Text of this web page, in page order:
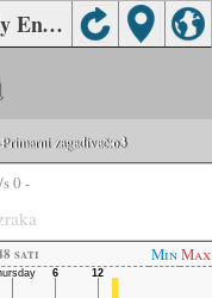
Kvalitet zraka za Wanquan County Environmental Protection Bureau, Zhangjiakou
zagađivač:o3
0 -
sati MinMax